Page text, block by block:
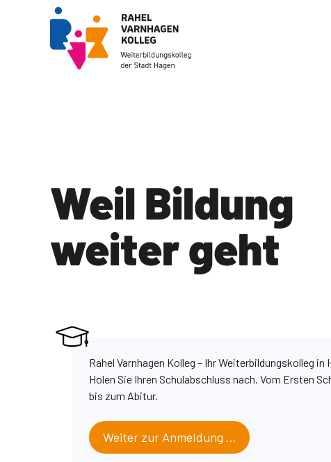
Weil Bildung
weiter geht
Rahel Varnhagen Kolleg – Ihr Weiterbildungskolleg in
Holen Sie Ihren Schulabschluss nach. Vom Ersten
bis zum Abitur.
Weiter zur Anmeldung …